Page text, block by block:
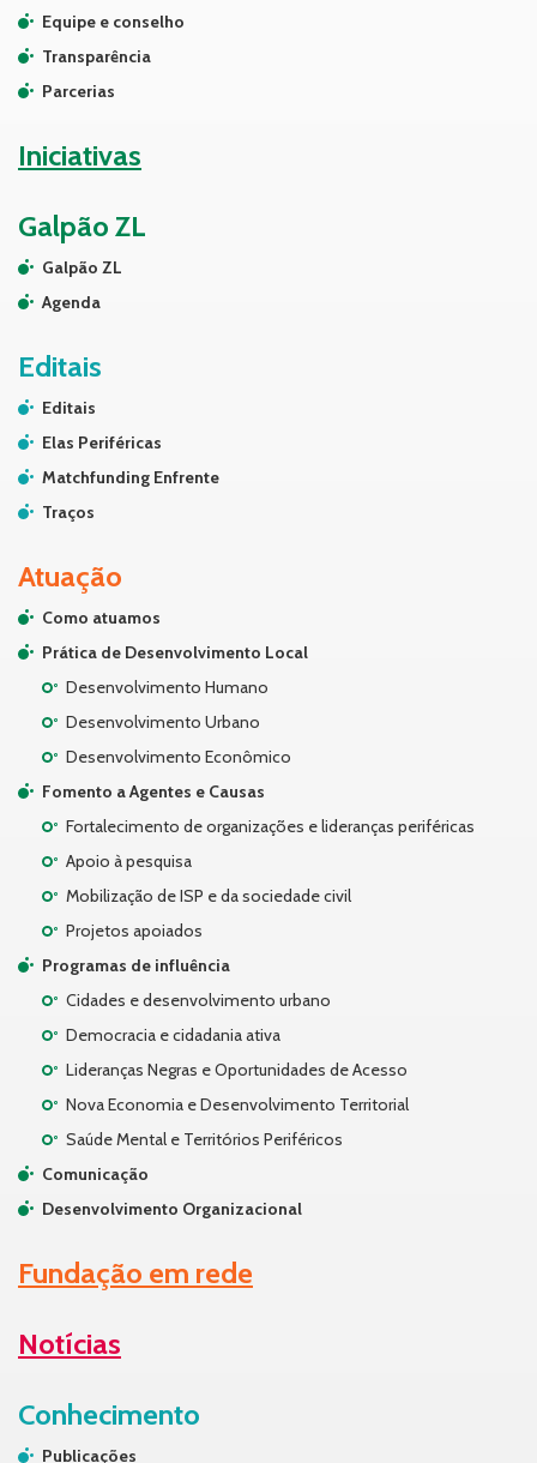
Equipe e conselho
Transparência
Parcerias
Iniciativas
Galpão ZL
Galpão ZL
Agenda
Editais
Editais
Elas Periféricas
Matchfunding Enfrente
Traços
Atuação
Como atuamos
Prática de Desenvolvimento Local
Desenvolvimento Humano
Desenvolvimento Urbano
Desenvolvimento Econômico
Fomento a Agentes e Causas
Fortalecimento de organizações e lideranças periféricas
Apoio à pesquisa
Mobilização de ISP e da sociedade civil
Projetos apoiados
Programas de influência
Cidades e desenvolvimento urbano
Democracia e cidadania ativa
Lideranças Negras e Oportunidades de Acesso
Nova Economia e Desenvolvimento Territorial
Saúde Mental e Territórios Periféricos
Comunicação
Desenvolvimento Organizacional
Fundação em rede
Notícias
Conhecimento
Publicações